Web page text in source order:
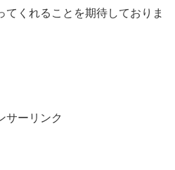
てくれることを期待しておりま
サーリンク